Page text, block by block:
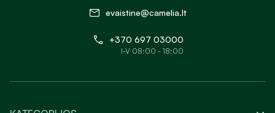
evaistine@camelia.lt
+370 697 03000
I-V 08:00 - 18:00